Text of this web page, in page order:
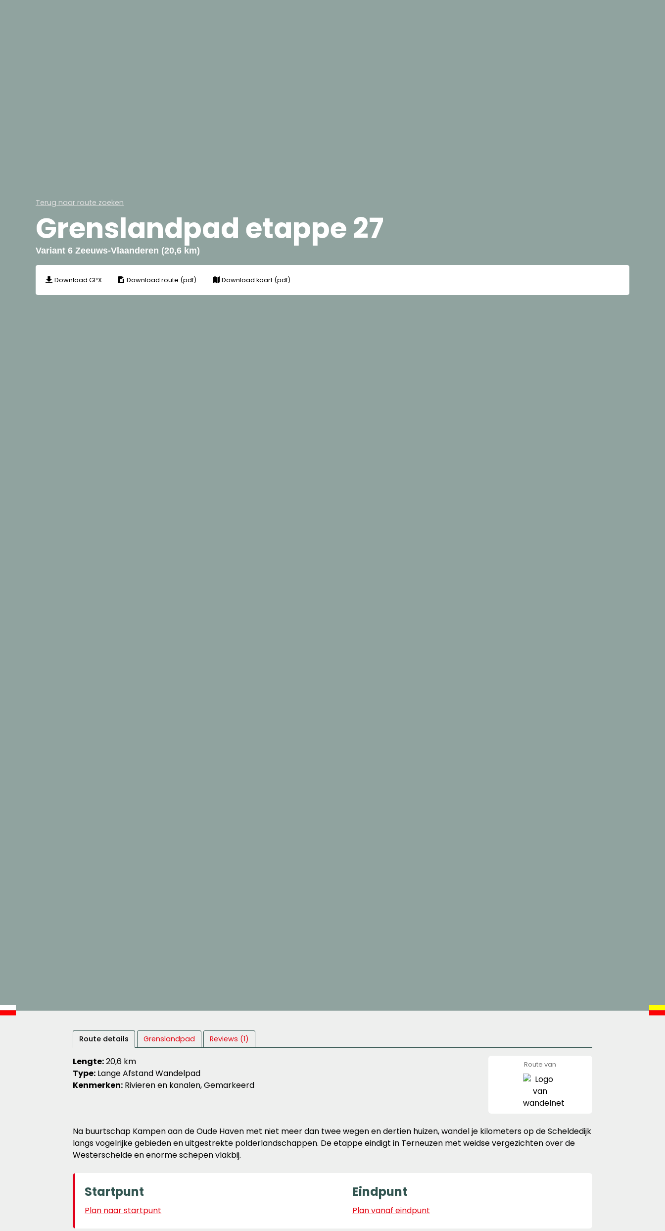
Terug naar route zoeken
Grenslandpad etappe 27
Variant 6 Zeeuws-Vlaanderen (20,6 km)
Download GPX Download route (pdf) Download kaart (pdf)
Route details Grenslandpad Reviews (1)
Lengte:20,6 km
Type: Lange Afstand Wandelpad
Kenmerken: Rivieren en kanalen, Gemarkeerd
Route van
Na buurtschap Kampen aan de Oude Haven met niet meer dan twee wegen en dertien huizen, wandel je kilometers op de Scheldedijk
langs vogelrijke gebieden en uitgestrekte polderlandschappen. De etappe eindigt in Terneuzen met weidse vergezichten over de
Westerschelde en enorme schepen vlakbij.
Startpunt
Plan naar startpunt
Eindpunt
Plan vanaf eindpunt